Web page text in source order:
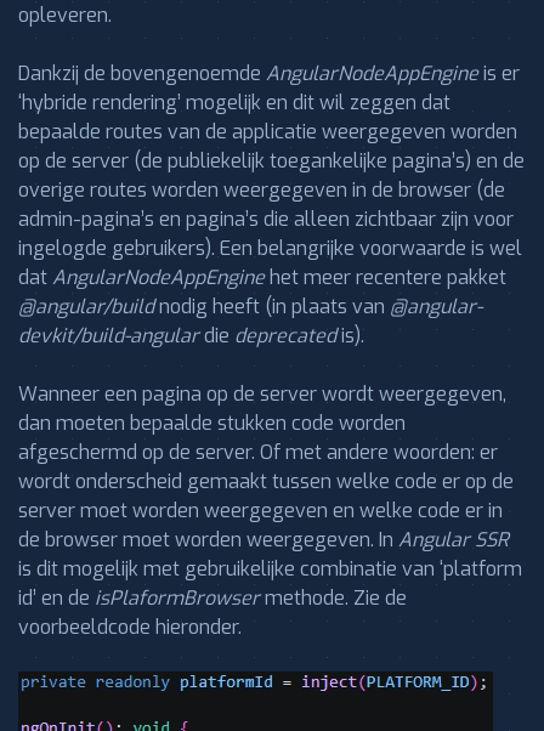
opleveren.
Dankzij de bovengenoemde AngularNodeAppEngineis er
‘hybride rendering’ mogelijk en dit wil zeggen dat
bepaalde routes van de applicatie weergegeven worden
op de server (de publiekelijk toegankelijke pagina’s) en de
overige routes worden weergegeven in de browser (de
admin-pagina’s en pagina’s die alleen zichtbaar zijn voor
ingelogde gebruikers). Een belangrijke voorwaarde is wel
datAngularNodeAppEngine het meer recentere pakket
@angular/buildnodig heeft (in plaats van @angular-
devkit/build-angulardie deprecatedis).
Wanneer een pagina op de server wordt weergegeven,
dan moeten bepaalde stukken code worden
afgeschermd op de server. Of met andere woorden: er
wordt onderscheid gemaakt tussen welke code er op de
server moet worden weergegeven en welke code er in
de browser moet worden weergegeven. In Angular SSR
is dit mogelijk met gebruikelijke combinatie van ‘platform
id’ en de isPlaformBrowsermethode. Zie de
voorbeeldcode hieronder.